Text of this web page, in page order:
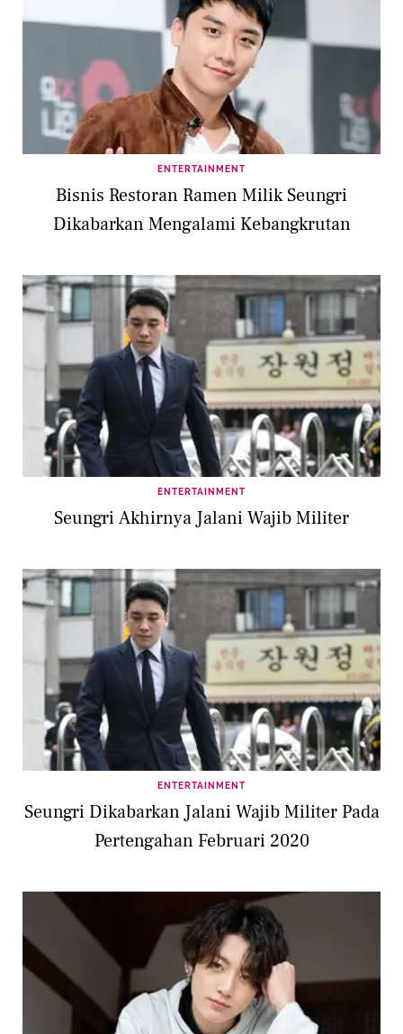
ENTERTAINMENT
Bisnis Restoran Ramen Milik Seungri
Dikabarkan Mengalami Kebangkrutan
ENTERTAINMENT
Seungri Akhirnya Jalani Wajib Militer
ENTERTAINMENT
Seungri Dikabarkan Jalani Wajib Militer Pada
Pertengahan Februari 2020